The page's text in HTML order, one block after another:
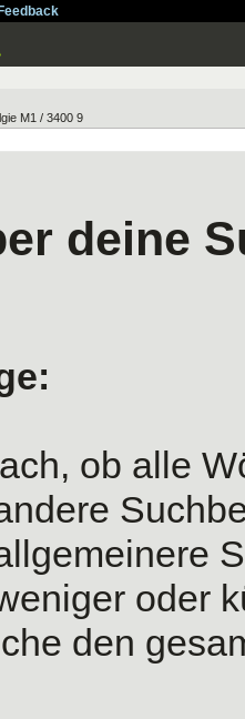
Feedback
M1 / 3400 9
deine
ob alle
oder
den